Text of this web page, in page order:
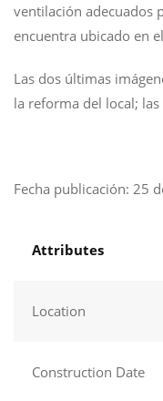
ventilación adecuados
encuentra ubicado en
Las dos últimas
la reforma del local;
Fecha publicación: 25
Attributes
Location
Construction Date